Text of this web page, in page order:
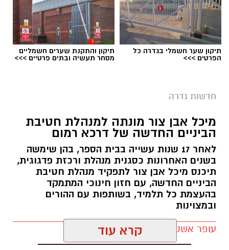
המועצה המקומית גדרה התבקשו באמצעות דואר
אלקטרוני האם להשעות את מבקר המועצה, נגדו
הוגשה תובענה לבית הדין למשמעת של עובדי
הרשויות המקומיות בעקבות תלונות על הטרדה
מינית.
במסגרת ההליך, כל 15 חברי המליאה קיבלו פנייה
הם תומכים או מתנגדים להשעיית המבקר. המועד
האחרון למתן תשובה נקבע להיום (חמישי 6.8).
תיקון שער חשמלי בגדרה כל
הפרטים >>>
תיקון והתקנת שערים חשמליים
מסחר תעשיה ובתים פרטיים >>>
חדשות גדרה
מיכל אבן צור מונתה למנהלת חטיבת
הביניים החדשה של דרכא רמום
לאחר 17 שנות עשייה בבית הספר, בהן שימשה
בשנים האחרונות כסגנית מנהלת ורכזת פדגוגית,
תיכנס מיכל אבן צור לתפקיד מנהלת חטיבת
הביניים החדשה, עם חזון חינוכי המתמקד
בהעצמת כל תלמיד, בשותפות עם ההורים
ובמצוינות
עופר אשטוקר / 21:10 05.08.26 קרא עוד